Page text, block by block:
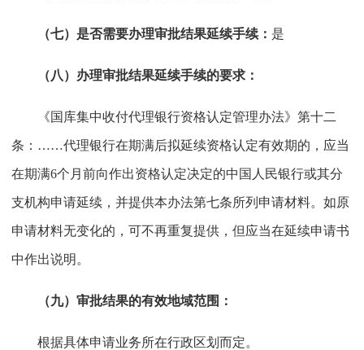
（七）是否需要办理审批结果延续手续： 是
（八）办理审批结果延续手续的要求：
《国库集中收付代理银行资格认定管理办法》第十二
条：……代理银行在期满后拟延续资格认定有效期的，应当
在期满6个月前向作出资格认定决定的中国人民银行或其分
支机构申请延续，并提供本办法第七条所列申请材料。如原
申请材料无变化的，可不再重复提供，但应当在延续申请书
中作出说明。
（九）审批结果的有效地域范围：
根据具体申请业务所在行政区划而定。